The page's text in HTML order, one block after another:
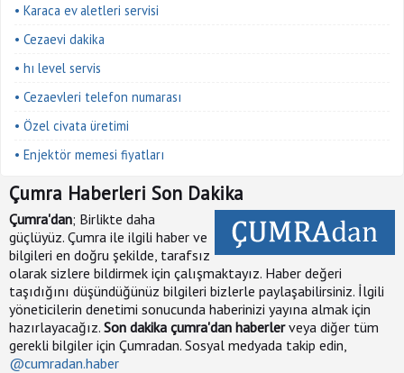
• Karaca ev aletleri servisi
• Cezaevi dakika
• hı level servis
• Cezaevleri telefon numarası
• Özel civata üretimi
• Enjektör memesi fiyatları
Çumra Haberleri Son Dakika
Çumra'dan; Birlikte daha
güçlüyüz. Çumra ile ilgili haber ve
bilgileri en doğru şekilde, tarafsız
olarak sizlere bildirmek için çalışmaktayız. Haber değeri
taşıdığını düşündüğünüz bilgileri bizlerle paylaşabilirsiniz. İlgili
yöneticilerin denetimi sonucunda haberinizi yayına almak için
hazırlayacağız. Son dakika çumra'dan haberlerveya diğer tüm
gerekli bilgiler için Çumradan. Sosyal medyada takip edin,
@cumradan.haber